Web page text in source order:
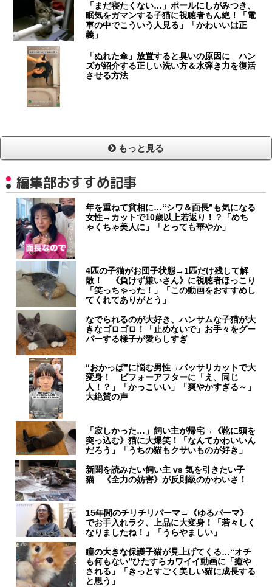
「まだ寝たくない…」ポールにしがみつき、
眠気をガマンする子猫に視聴者もん絶！「電
車の中でこういう人見る」「かわいいは正
義」
「ぬれた傘」放置すると臭いの原因に ハン
ズが紹介する正しい洗い方＆水弾き力を復活
させる方法
もっと見る
編集部おすすめ記事
年を重ねて貧相に…“シワ＆面長”も気になる
女性→カットで10歳以上若返り！？「めち
ゃくちゃ美人に」「とっても華やか」
4匹の子猫がお団子状態→1匹だけ残して解
散！ 《負けず嫌いさん》に視聴者ほっこり
「笑っちゃった！」「この動画をおすすめし
てくれてありがとう」
なでられるのが大好き、ハンサムな子猫が大
きなゴロゴロ！「止めないで」お手々をグー
パーする様子が愛らしすぎ
“おかっぱ”に悩む男性→バッサリカットで大
変身！ ビフォーアフターに「え、同じ
人！？」「かっこいい」「爽やかすぎる～」
大絶賛の声
「寂しかった…」飼い主が帰宅→《靴に頭を
突っ込む》猫に大爆笑！「なんてかわいいん
だろう」「うちの猫もクサいものが好き」
新聞を読みたい飼い主 vs 気を引きたい子
猫 《全力の妨害》が反則級のかわいさ！
15年間のチリチリパーマ→《ゆるパーマ》
でお手入れラク、上品に大変身！「若々しく
なりましたね！」「うらやましい」
瞳の大きな保護子猫が見上げてくる…“オチ
も何もない”ひたすらカワイイ動画に「癒や
される」「きっとすごく美しい猫に成長する
と思う」